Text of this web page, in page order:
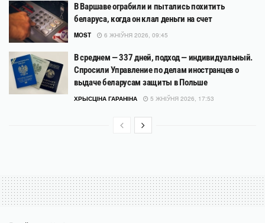
В Варшаве ограбили и пытались похитить
беларуса, когда он клал деньги на счет
MOST 6 ЖНІЎНЯ 2026, 09:45
В среднем — 337 дней, подход — индивидуальный.
Спросили Управление по делам иностранцев о
выдаче беларусам защиты в Польше
ХРЫСЦІНА ГАРАНІНА 5 ЖНІЎНЯ 2026, 17:53